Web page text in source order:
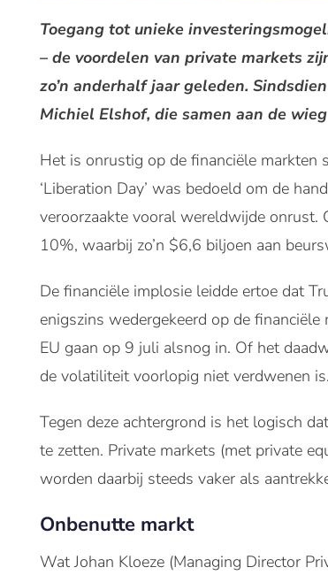
Toegang tot unieke
– de voordelen van private markets
zo’n anderhalf jaar geleden.
Michiel Elshof, die samen aan de
Het is onrustig op de financiële markten
‘Liberation Day’ was bedoeld om de
veroorzaakte vooral wereldwijde onrust.
10%, waarbij zo’n $6,6 biljoen aan
De financiële implosie leidde ertoe dat
enigszins wedergekeerd op de
EU gaan op 9 juli alsnog in. Of het
de volatiliteit voorlopig niet verdwenen is.
Tegen deze achtergrond is het logisch
te zetten. Private markets (met private
worden daarbij steeds vaker als
Onbenutte markt
Wat Johan Kloeze (Managing Director